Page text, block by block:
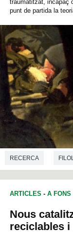
traumatitzat, incapaç
punt de partida la
RECERCA
ARTICLES - A FONS
Nous
reciclables